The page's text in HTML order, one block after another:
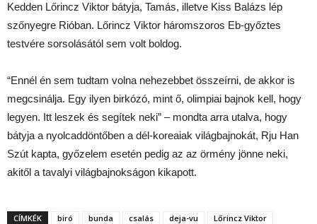
Kedden Lőrincz Viktor bátyja, Tamás, illetve Kiss Balázs lép
szőnyegre Rióban. Lőrincz Viktor háromszoros Eb-győztes
testvére sorsolásától sem volt boldog.
“Ennél én sem tudtam volna nehezebbet összeírni, de akkor is
megcsinálja. Egy ilyen birkózó, mint ő, olimpiai bajnok kell, hogy
legyen. Itt leszek és segítek neki” – mondta arra utalva, hogy
bátyja a nyolcaddöntőben a dél-koreaiak világbajnokát, Rju Han
Szút kapta, győzelem esetén pedig az az örmény jönne neki,
akitől a tavalyi világbajnokságon kikapott.
CÍMKÉK biró bunda csalás deja-vu Lőrincz Viktor